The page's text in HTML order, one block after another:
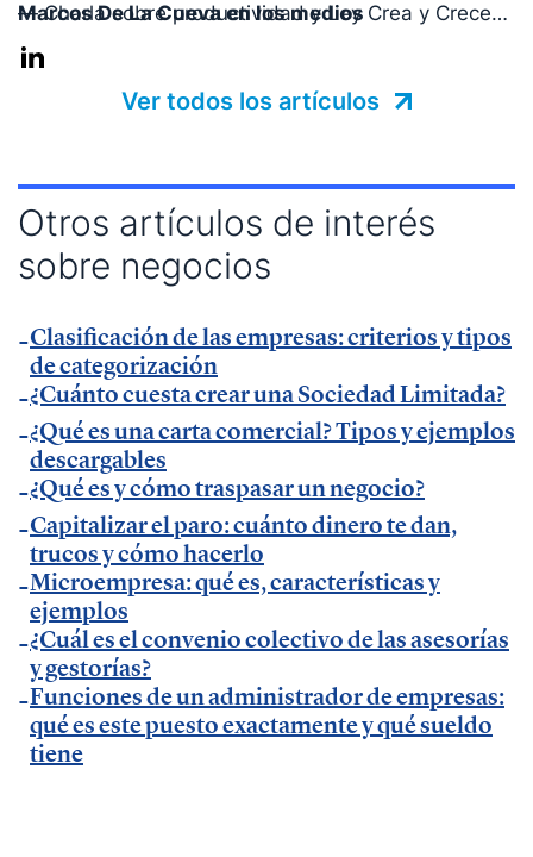
Marcos De La Cueva en los medios
— Charla sobre productividad y Ley Crea y Crece
en
— Charla sobre factura electrónica obligatoria en
productividad enesdiario.
— Charla sobre productividad y factura electrónica
enLa Razón.
Autónomos y Emprendedores.
— Entrevista sobre Ley Antifraude y Ley Crea y
Crece enExpansión.
— Entrevista sobre Ley Antifraude y Ley Crea y
Crece enLa Razón.
— Entrevista sobre factura electrónica obligatoria
enEl Economista .
— Comunicado Billin y TeamSystem enBusiness
Insider.
— Entrevista enEconomía Digital.
— Entrevista en Ideas para tu empresa de
Vodafone.
— Entrevista en
Ver todos los artículos
Otros artículos de interés
sobre negocios
Clasificación de las empresas: criterios y tipos
de categorización
¿Cuánto cuesta crear una Sociedad Limitada?
¿Qué es una carta comercial? Tipos y ejemplos
descargables
¿Qué es y cómo traspasar un negocio?
Capitalizar el paro: cuánto dinero te dan,
trucos y cómo hacerlo
Microempresa: qué es, características y
ejemplos
¿Cuál es el convenio colectivo de las asesorías
y gestorías?
Funciones de un administrador de empresas:
qué es este puesto exactamente y qué sueldo
tiene